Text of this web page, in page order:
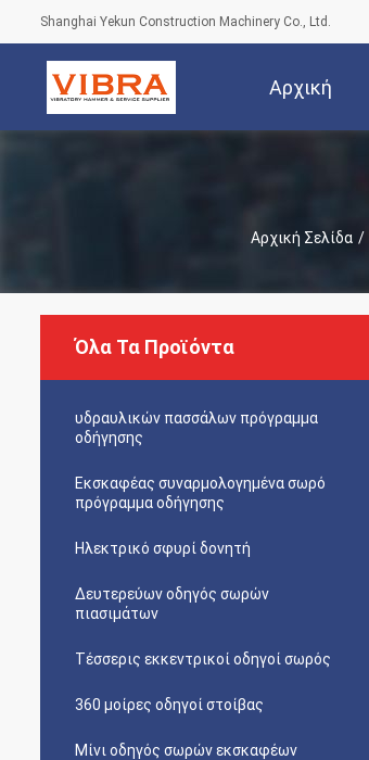
Shanghai Yekun Construction Machinery Co., Ltd.
Αρχική
Αρχική Σελίδα /
Όλα Τα Προϊόντα
υδραυλικών πασσάλων πρόγραμμα
οδήγησης
Εκσκαφέας συναρμολογημένα σωρό
πρόγραμμα οδήγησης
Ηλεκτρικό σφυρί δονητή
Δευτερεύων οδηγός σωρών
πιασιμάτων
Τέσσερις εκκεντρικοί οδηγοί σωρός
360 μοίρες οδηγοί στοίβας
Μίνι οδηγός σωρών εκσκαφέων